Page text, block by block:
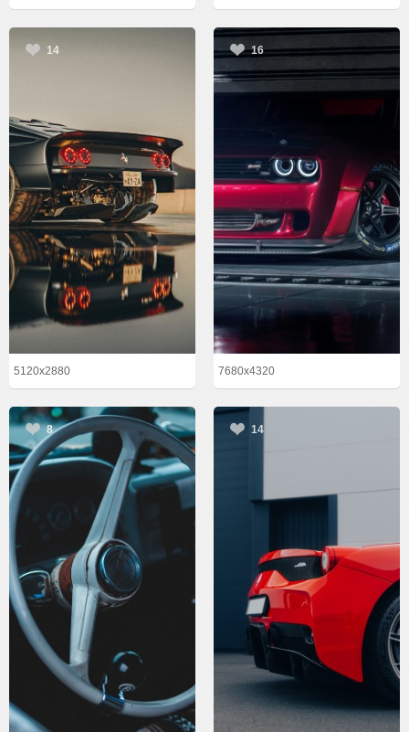
14
5120x2880
16
7680x4320
8 14